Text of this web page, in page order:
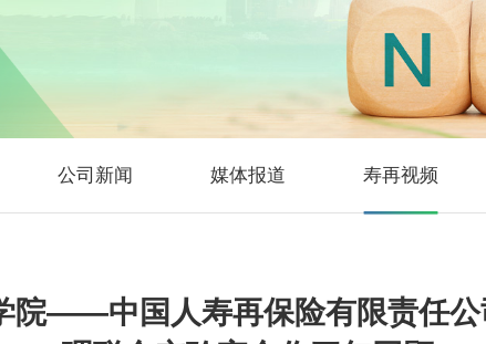
公司新闻 媒体报道 寿再视频
院——中国人寿再保险有限责任公